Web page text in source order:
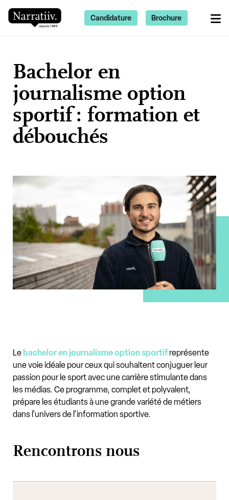
Bachelor en
journalisme option
sportif : formation et
débouchés
Le bachelor en journalisme option sportif représente
une voie idéale pour ceux qui souhaitent conjuguer leur
passion pour le sport avec une carrière stimulante dans
les médias. Ce programme, complet et polyvalent,
prépare les étudiants à une grande variété de métiers
dans l'univers de l'information sportive.
Rencontrons nous
Candidature Brochure